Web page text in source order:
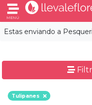
Estas enviando a
MENÚ
Tulipanes